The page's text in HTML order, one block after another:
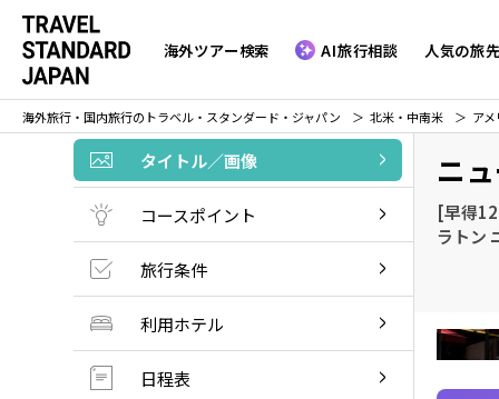
海外ツアー検索 AI旅行相談 人気の旅
海外旅行・国内旅行のトラベル・スタンダード・ジャパン 北米・中南米 ア
タイトル／画像
コースポイント
旅行条件
利用ホテル
日程表
ニ
[早得
ラトン